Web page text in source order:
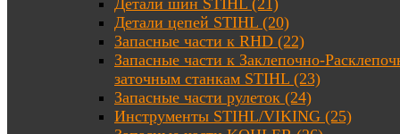
Детали шин STIHL (21)
Детали цепей STIHL (20)
Запасные части к RHD (22)
Запасные части к Заклепочно-
заточным станкам STIHL (23)
Запасные части рулеток (24)
Инструменты STIHL/VIKING (25)